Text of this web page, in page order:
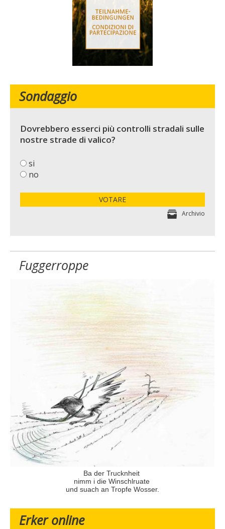
Sondaggio
Dovrebbero esserci più controlli stradali sulle
nostre strade di valico?
si
no
VOTARE
Archivio
Fuggerroppe
Ba der Trucknheit
nimm i die Winschlruate
und suach an Tropfe Wosser.
Erker online